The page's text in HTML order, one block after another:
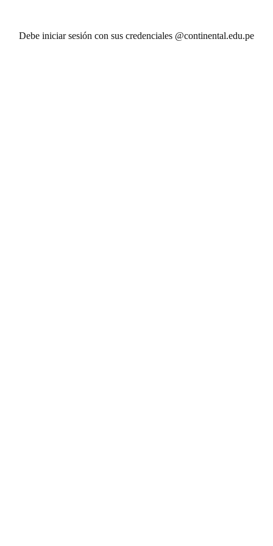
Debe iniciar sesión con sus credenciales @continental.edu.pe